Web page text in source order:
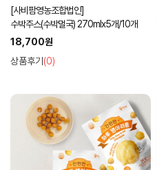
[사비팜영농조합법인]
수박주스(수박멀국) 270mlx5개/10개
18,700원
상품후기 (0)